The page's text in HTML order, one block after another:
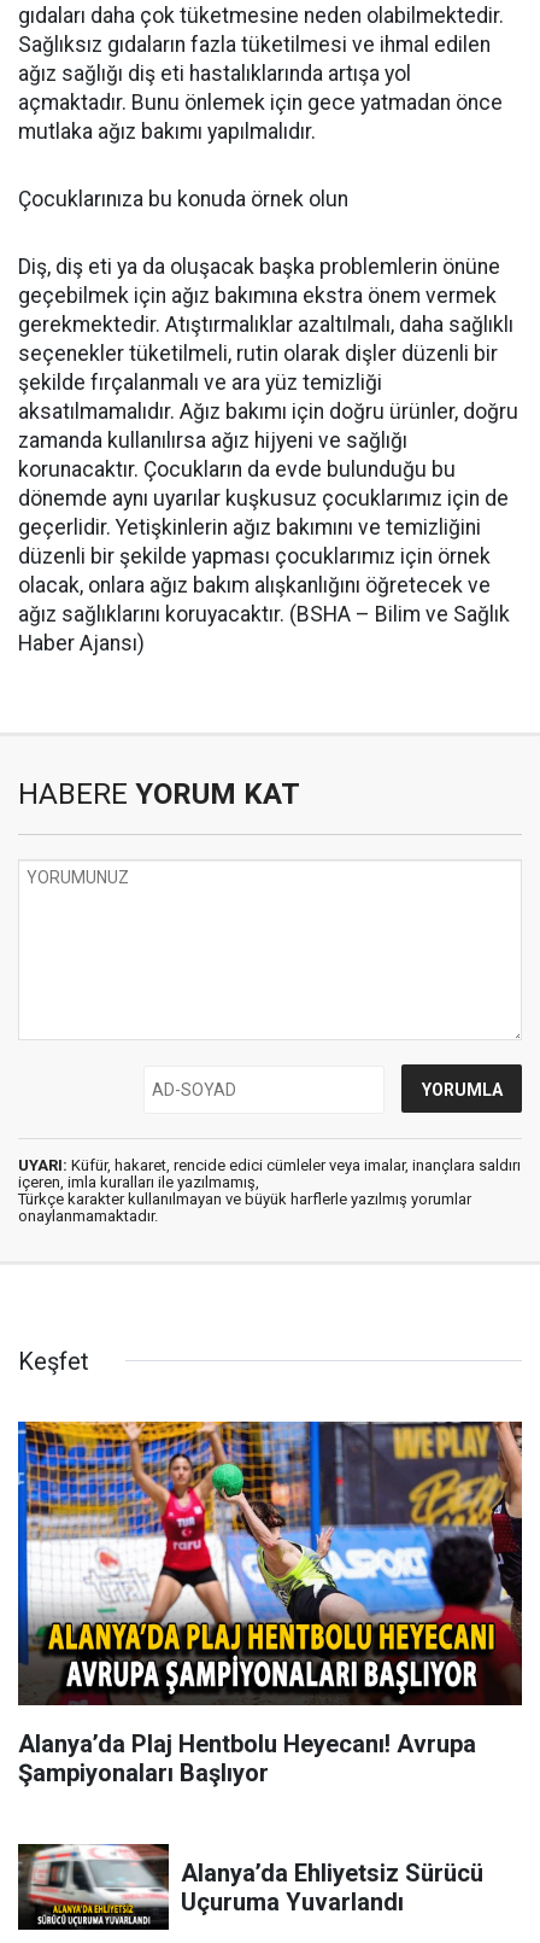
gıdaları daha çok tüketmesine neden olabilmektedir.
Sağlıksız gıdaların fazla tüketilmesi ve ihmal edilen
ağız sağlığı diş eti hastalıklarında artışa yol
açmaktadır. Bunu önlemek için gece yatmadan önce
mutlaka ağız bakımı yapılmalıdır.
Çocuklarınıza bu konuda örnek olun
Diş, diş eti ya da oluşacak başka problemlerin önüne
geçebilmek için ağız bakımına ekstra önem vermek
gerekmektedir. Atıştırmalıklar azaltılmalı, daha sağlıklı
seçenekler tüketilmeli, rutin olarak dişler düzenli bir
şekilde fırçalanmalı ve ara yüz temizliği
aksatılmamalıdır. Ağız bakımı için doğru ürünler, doğru
zamanda kullanılırsa ağız hijyeni ve sağlığı
korunacaktır. Çocukların da evde bulunduğu bu
dönemde aynı uyarılar kuşkusuz çocuklarımız için de
geçerlidir. Yetişkinlerin ağız bakımını ve temizliğini
düzenli bir şekilde yapması çocuklarımız için örnek
olacak, onlara ağız bakım alışkanlığını öğretecek ve
ağız sağlıklarını koruyacaktır. (BSHA – Bilim ve Sağlık
Haber Ajansı)
HABERE YORUM KAT
UYARI: Küfür, hakaret, rencide edici cümleler veya imalar, inançlara saldırı
içeren, imla kuralları ile yazılmamış,
Türkçe karakter kullanılmayan ve büyük harflerle yazılmış yorumlar
onaylanmamaktadır.
Keşfet
Alanya’da Plaj Hentbolu Heyecanı! Avrupa
Şampiyonaları Başlıyor
Alanya’da Ehliyetsiz Sürücü
Uçuruma Yuvarlandı